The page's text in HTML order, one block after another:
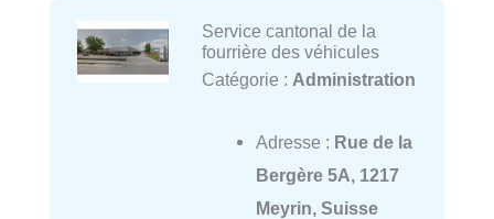
Service cantonal de la
fourrière des véhicules
Catégorie : Administration
Adresse : Rue de la
Bergère 5A, 1217
Meyrin, Suisse